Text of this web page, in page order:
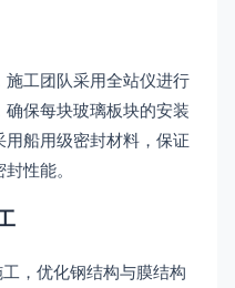
工团队采用全站仪进行
保每块玻璃板块的安装
船用级密封材料，保证
性能。
，优化钢结构与膜结构